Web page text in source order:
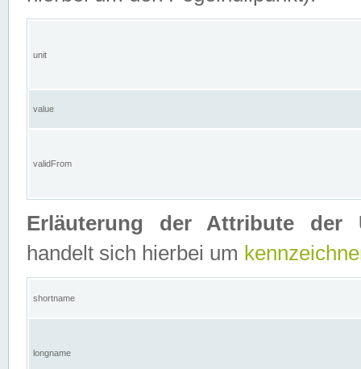
unit
value
validFrom
Erläuterung der Attribute der
handelt sich hierbei um
shortname
longname